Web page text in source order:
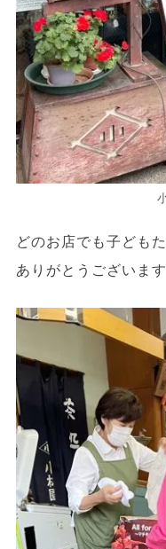
どのお店でも子ども
ありがとうございます